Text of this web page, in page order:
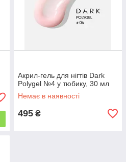
Aкрил-гель для нігтів Dark
Polygel №4 у тюбику, 30 мл
Немає в наявності
495 ₴